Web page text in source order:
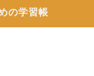
の学習帳